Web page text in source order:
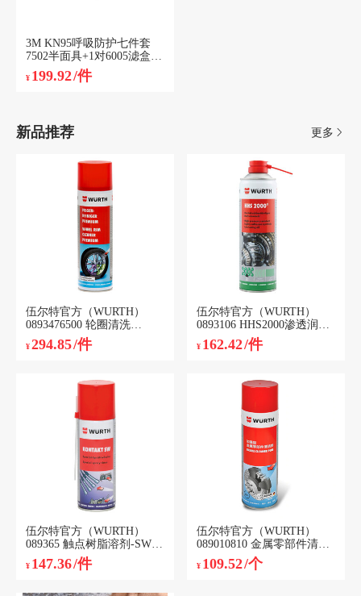
3M KN95呼吸防护七件套
7502半面具+1对6005滤盒+1
对501滤棉盖+2片5N11简装
滤棉 1套装
¥ 199.92/件
新品推荐 更多
伍尔特官方（WURTH）
0893476500 轮圈清洗
剂-400ML 轮毂清洗剂
¥294.85/件
伍尔特官方（WURTH）
0893106 HHS2000渗透润滑
剂-500ML 1个
¥ 162.42/件
伍尔特官方（WURTH）
089365 触点树脂溶剂-SW-
200ML 树脂溶剂 阻燃带电
清洗剂 环保高级复活剂
¥ 147.36/件
伍尔特官方（WURTH）
089010810 金属零部件清洁
剂-加强型-500ML
¥ 109.52/个